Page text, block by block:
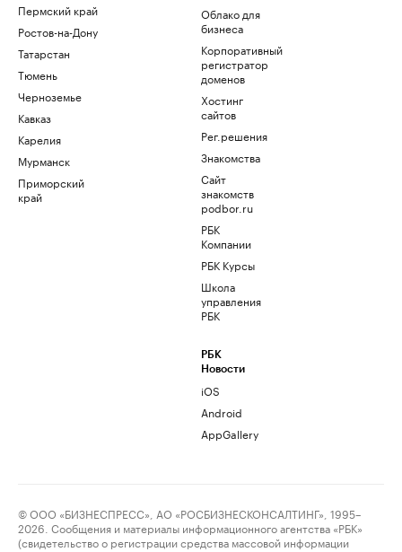
Пермский край
Ростов-на-Дону
Татарстан
Тюмень
Черноземье
Кавказ
Карелия
Мурманск
Приморский
край
Облако для
бизнеса
Корпоративный
регистратор
доменов
Хостинг
сайтов
Рег.решения
Знакомства
Сайт
знакомств
podbor.ru
РБК
Компании
РБК Курсы
Школа
управления
РБК
РБК
Новости
iOS
Android
AppGallery
© ООО «БИЗНЕСПРЕСС», АО «РОСБИЗНЕСКОНСАЛТИНГ», 1995–
2026. Сообщения и материалы информационного агентства «РБК»
(свидетельство о регистрации средства массовой информации